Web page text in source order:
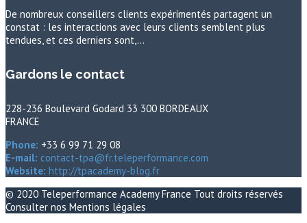
De nombreux conseillers clients expérimentés partagent un
constat : les interactions avec leurs clients semblent plus
tendues, et ces derniers sont,…
Gardons le contact
228-236 Boulevard Godard 33 300 BORDEAUX
FRANCE
Phone: +33 6 99 71 29 08
E-mail: contact-tpa@fr.teleperformance.com
Website: http://tpacademy-blog.fr
© 2020 Teleperformance Academy France Tout droits réservés
Consulter nos Mentions légales